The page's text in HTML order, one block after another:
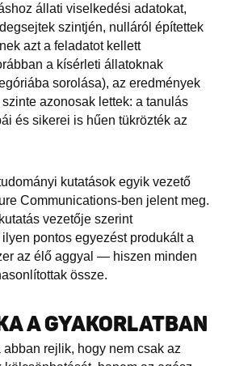
állati viselkedési adatokat,
szintjén, nulláról építettek
azt a feladatot kellett
a kísérleti állatoknak
sorolása), az eredmények
azonosak lettek: a tanulás
és sikerei is hűen tükrözték az
kutatások egyik vezető
Communications-ben jelent meg.
vezetője szerint
pontos egyezést produkált a
az élő aggyal — hiszen minden
össze.
A GYAKORLATBAN
rejlik, hogy nem csak az